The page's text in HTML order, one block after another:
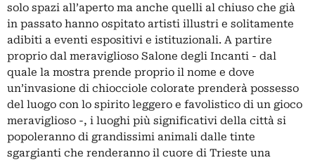
solo spazi all’aperto ma anche quelli al chiuso che già
in passato hanno ospitato artisti illustri e solitamente
adibiti a eventi espositivi e istituzionali. A partire
proprio dal meraviglioso Salone degli Incanti - dal
quale la mostra prende proprio il nome e dove
un’invasione di chiocciole colorate prenderà possesso
del luogo con lo spirito leggero e favolistico di un gioco
meraviglioso -, i luoghi più significativi della città si
popoleranno di grandissimi animali dalle tinte
sgargianti che renderanno il cuore di Trieste una